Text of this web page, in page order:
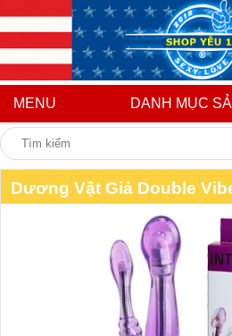
MENU DANH MỤC
Dương Vật Giả Double